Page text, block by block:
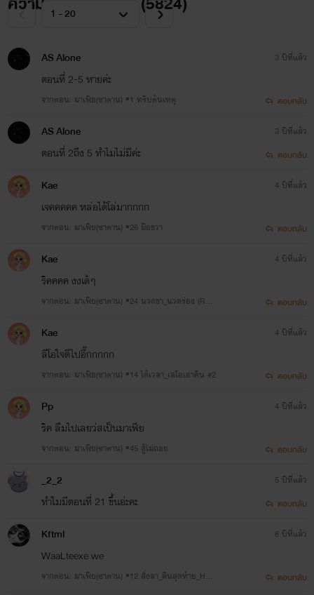
☆☆ เขียนโรแมนติกเพราะชอบ~เขียนอีโรติกเพราะอยาก ☆☆
ไรท์ขอบคุณที่ติดตามและสนับสนุน ขอต้อนรับเข้าสู่นิยายในโลกของ paper stories..
ข่าวดีจ้า🤘ไรท์มีช่องทางการติดต่อเพิ่มทางทวิตเตอร์แล้วจ้าาา
สามารถเข้าไปพูดคุยกันได้ใน #paperstoriess นะจ้ะ
AS Alone
ตอนที่ 2-5 หายค่ะ
จากตอน: มาเฟีย(ซาตาน) ▪1 ทริปต้นเหตุ
3 ปีที่แล้ว
ตอบกลับ
AS Alone
ตอนที่ 2ถึง 5 ทำไมไม่มีค่ะ
3 ปีที่แล้ว
ตอบกลับ
Kae
เจคคคคค หล่อได้โล่มากกกก
จากตอน: มาเฟีย(ซาตาน) ▪26 มือขวา
4 ปีที่แล้ว
ตอบกลับ
Kae
ริคคคค งงเด้ๆ
จากตอน: มาเฟีย(ซาตาน) ▪24 นวดขา_นวดร่อง (R25
4 ปีที่แล้ว
ตอบกลับ
Kae
ลีโอใจดีไปอี๊กกกกก
จากตอน: มาเฟีย(ซาตาน) ▪14 ได้เวลา_เลโอเอาคืน #2
4 ปีที่แล้ว
ตอบกลับ
Pp
ริค ลืมไปเลยว่สเป็นมาเฟีย
จากตอน: มาเฟีย(ซาตาน) ▪45 สู้ไม่ถอย
4 ปีที่แล้ว
ตอบกลับ
_2_2
ทำใมมีตอนที่ 21 ขึ้นอ่ะคะ
5 ปีที่แล้ว
ตอบกลับ
Kftml
WaaLteexe we
จากตอน: มาเฟีย(ซาตาน) ▪12 สั่งลา_คืนสุดท้าย_HOT
6 ปีที่แล้ว
ตอบกลับ